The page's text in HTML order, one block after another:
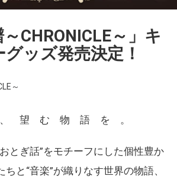
～CHRONICLE～」キ
ッズ発売決定！
～
望 む 物 語 を 。
とぎ話”をモチーフにした個性豊か
ちと“音楽”が織りなす世界の物語、